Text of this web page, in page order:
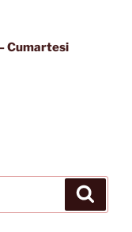
Cumartesi